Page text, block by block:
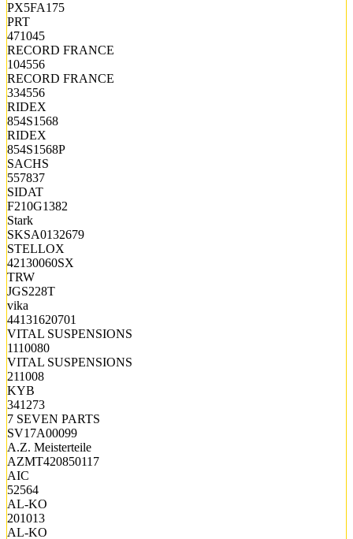
PX5FA175
PRT
471045
RECORD FRANCE
104556
RECORD FRANCE
334556
RIDEX
854S1568
RIDEX
854S1568P
SACHS
557837
SIDAT
F210G1382
Stark
SKSA0132679
STELLOX
42130060SX
TRW
JGS228T
vika
44131620701
VITAL SUSPENSIONS
1110080
VITAL SUSPENSIONS
211008
KYB
341273
7 SEVEN PARTS
SV17A00099
A.Z. Meisterteile
AZMT420850117
AIC
52564
AL-KO
201013
AL-KO